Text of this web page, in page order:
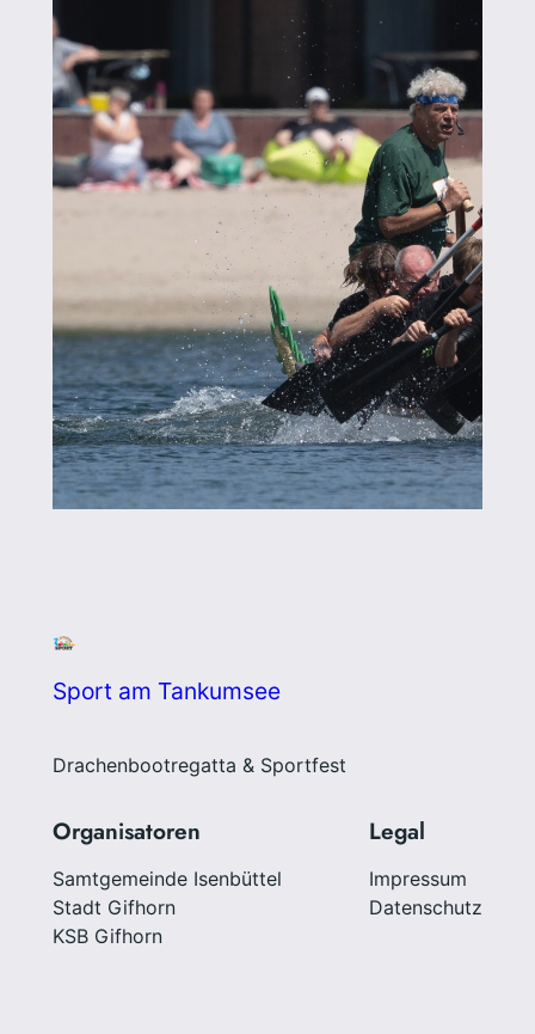
Sport am Tankumsee
Drachenbootregatta & Sportfest
Organisatoren
Samtgemeinde Isenbüttel
Stadt Gifhorn
KSB Gifhorn
Legal
Impressum
Datenschutz